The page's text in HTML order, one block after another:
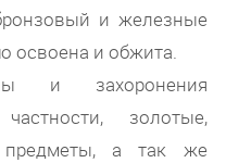
и железные
освоена и обжита.
и захоронения
золотые,
а так же